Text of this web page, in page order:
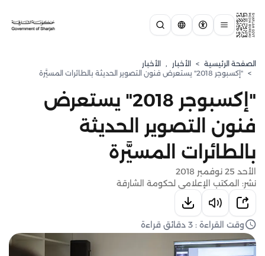
الصفحة الرئيسية > الأخبار , الأخبار
> "إكسبوجر 2018" يستعرض فنون التصوير الحديثة بالطائرات المسيَّرة
"إكسبوجر 2018" يستعرض
فنون التصوير الحديثة
بالطائرات المسيَّرة
الأحد 25 نوفمبر 2018
نشر: المكتب الإعلامي لحكومة الشارقة
وقت القراءة : 3 دقائق قراءة